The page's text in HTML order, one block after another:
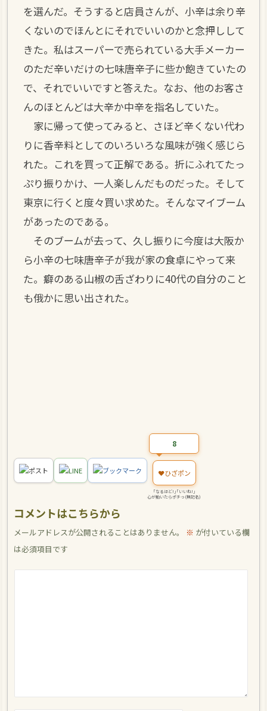
を選んだ。そうすると店員さんが、小辛は余り辛
くないのでほんとにそれでいいのかと念押しして
きた。私はスーパーで売られている大手メーカー
のただ辛いだけの七味唐辛子に些か飽きていたの
で、それでいいですと答えた。なお、他のお客さ
んのほとんどは大辛か中辛を指名していた。
家に帰って使ってみると、さほど辛くない代わ
りに香辛料としてのいろいろな風味が強く感じら
れた。これを買って正解である。折にふれてたっ
ぷり振りかけ、一人楽しんだものだった。そして
東京に行くと度々買い求めた。そんなマイブーム
があったのである。
そのブームが去って、久し振りに今度は大阪か
ら小辛の七味唐辛子が我が家の食卓にやって来
た。癖のある山椒の舌ざわりに40代の自分のこと
も俄かに思い出された。
ポスト LINE ブックマーク
8
❤️ひざポン
｢なるほど!｣｢いいね!｣
心が動いたらポチっ(無記名)
コメントはこちらから
メールアドレスが公開されることはありません。 ※ が付いている欄
は必須項目です